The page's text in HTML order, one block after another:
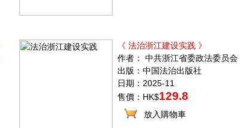
《 法治浙江建设实践 》
作者： 中共浙江省委政法委员会
出版：中国法治出版社
日期：2025-11
售價：HK$129.8
放入購物車